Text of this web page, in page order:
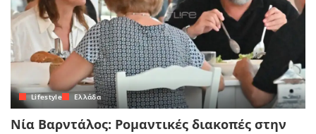
Lifestyle Ελλάδα
Νία Βαρντάλος: Ρομαντικές διακοπές στην